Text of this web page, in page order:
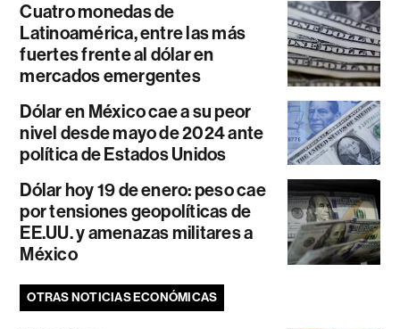
Cuatro monedas de
Latinoamérica, entre las más
fuertes frente al dólar en
mercados emergentes
Dólar en México cae a su peor
nivel desde mayo de 2024 ante
política de Estados Unidos
Dólar hoy 19 de enero: peso cae
por tensiones geopolíticas de
EE.UU. y amenazas militares a
México
OTRAS NOTICIAS ECONÓMICAS